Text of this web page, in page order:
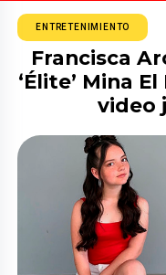
ENTRETENIMIENTO
Francisca
‘Élite’ Mina
video